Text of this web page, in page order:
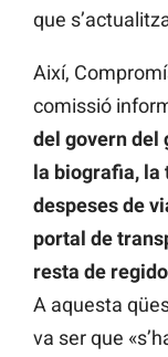
que
Així,
comissió
del govern del
la biografia,
despeses de
portal de
resta de
A aquesta
va ser que